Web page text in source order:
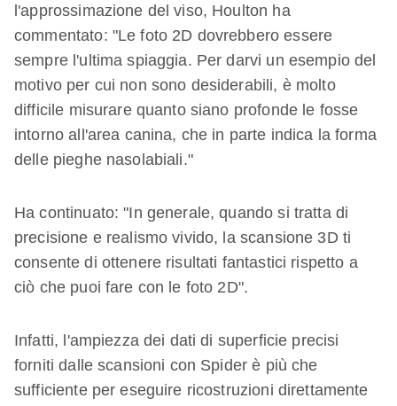
l'approssimazione del viso, Houlton ha
commentato: "Le foto 2D dovrebbero essere
sempre l'ultima spiaggia. Per darvi un esempio del
motivo per cui non sono desiderabili, è molto
difficile misurare quanto siano profonde le fosse
intorno all'area canina, che in parte indica la forma
delle pieghe nasolabiali."
Ha continuato: "In generale, quando si tratta di
precisione e realismo vivido, la scansione 3D ti
consente di ottenere risultati fantastici rispetto a
ciò che puoi fare con le foto 2D".
Infatti, l'ampiezza dei dati di superficie precisi
forniti dalle scansioni con Spider è più che
sufficiente per eseguire ricostruzioni direttamente